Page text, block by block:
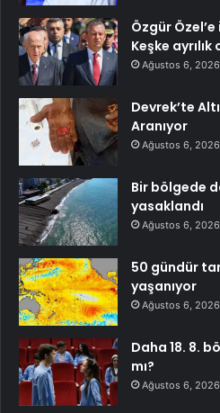
Özgür
Keşke
Ağustos 6, 2026
Devrek’te
Aranıyor
Ağustos 6, 2026
Bir bölgede
yasaklandı
Ağustos 6, 2026
50 gündür
yaşanıyor
Ağustos 6, 2026
Daha 18. 8.
mı?
Ağustos 6, 2026